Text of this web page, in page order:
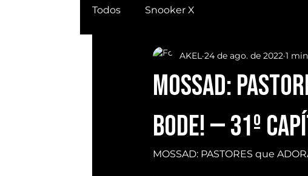
Todos Snooker X
MOSSAD:
BODE! — 31º
AKEL 24 de ago. de 2022 1
MOSSAD: PASTORES que